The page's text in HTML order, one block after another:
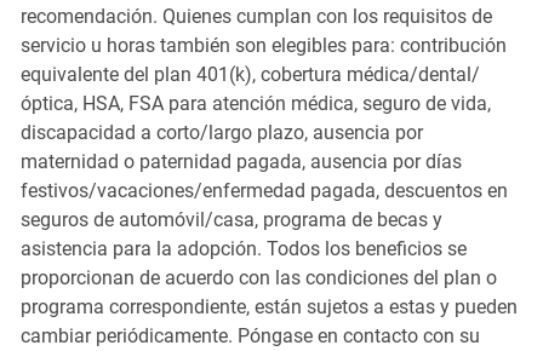
recomendación. Quienes cumplan con los requisitos de
servicio u horas también son elegibles para: contribución
equivalente del plan 401(k), cobertura médica/dental/
óptica, HSA, FSA para atención médica, seguro de vida,
discapacidad a corto/largo plazo, ausencia por
maternidad o paternidad pagada, ausencia por días
festivos/vacaciones/enfermedad pagada, descuentos en
seguros de automóvil/casa, programa de becas y
asistencia para la adopción. Todos los beneficios se
proporcionan de acuerdo con las condiciones del plan o
programa correspondiente, están sujetos a estas y pueden
cambiar periódicamente. Póngase en contacto con su